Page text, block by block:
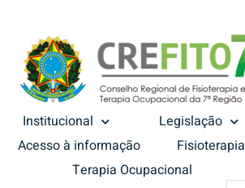
Institucional
Legislação
Acesso à informação
Fisioterapia
Terapia Ocupacional